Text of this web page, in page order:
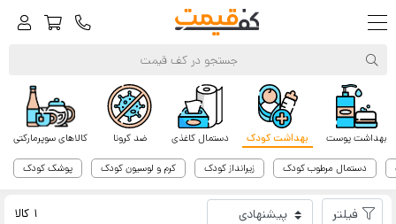
کالاهای سوپرمارکتی ضد کرونا دستمال کاغذی بهداشت کودک بهداشت پوست
پوشک کودک کرم و لوسیون کودک زیرانداز کودک دستمال مرطوب کودک
کف‌قیمت
لودویک
فیلتر
1 کالا